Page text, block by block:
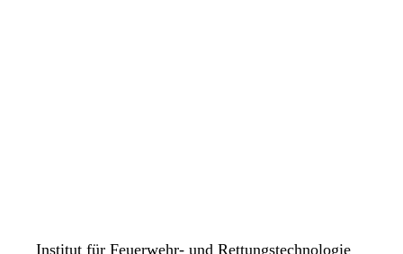
Institut für Feuerwehr- und Rettungstechnologie